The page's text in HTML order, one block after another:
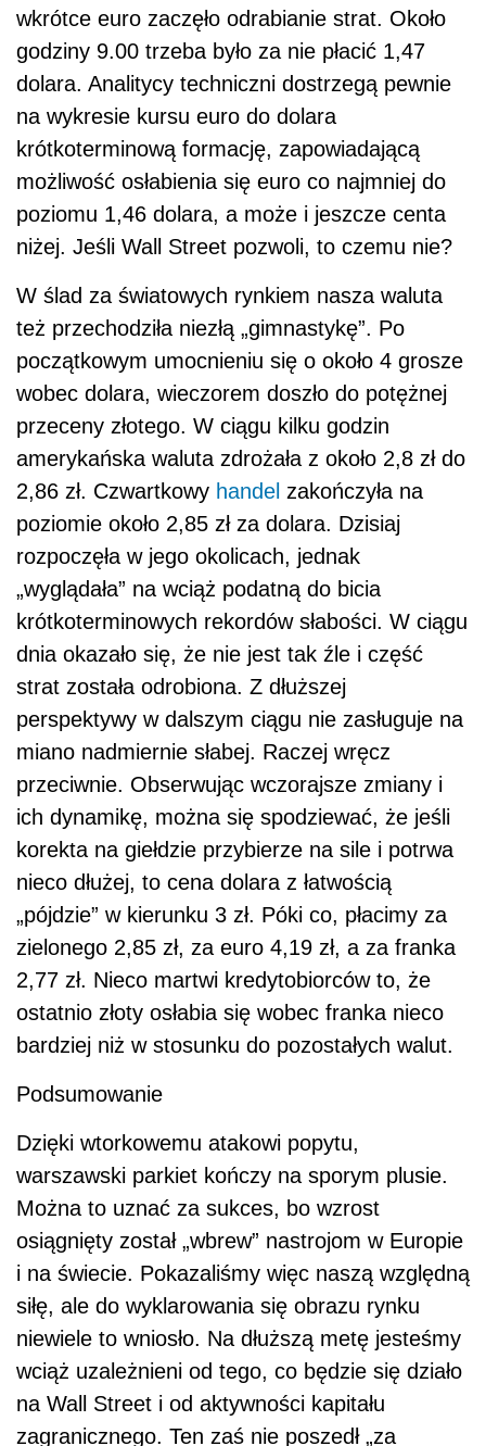
wkrótce euro zaczęło odrabianie strat. Około
godziny 9.00 trzeba było za nie płacić 1,47
dolara. Analitycy techniczni dostrzegą pewnie
na wykresie kursu euro do dolara
krótkoterminową formację, zapowiadającą
możliwość osłabienia się euro co najmniej do
poziomu 1,46 dolara, a może i jeszcze centa
niżej. Jeśli Wall Street pozwoli, to czemu nie?
W ślad za światowych rynkiem nasza waluta
też przechodziła niezłą „gimnastykę”. Po
początkowym umocnieniu się o około 4 grosze
wobec dolara, wieczorem doszło do potężnej
przeceny złotego. W ciągu kilku godzin
amerykańska waluta zdrożała z około 2,8 zł do
2,86 zł. Czwartkowy handel zakończyła na
poziomie około 2,85 zł za dolara. Dzisiaj
rozpoczęła w jego okolicach, jednak
„wyglądała” na wciąż podatną do bicia
krótkoterminowych rekordów słabości. W ciągu
dnia okazało się, że nie jest tak źle i część
strat została odrobiona. Z dłuższej
perspektywy w dalszym ciągu nie zasługuje na
miano nadmiernie słabej. Raczej wręcz
przeciwnie. Obserwując wczorajsze zmiany i
ich dynamikę, można się spodziewać, że jeśli
korekta na giełdzie przybierze na sile i potrwa
nieco dłużej, to cena dolara z łatwością
„pójdzie” w kierunku 3 zł. Póki co, płacimy za
zielonego 2,85 zł, za euro 4,19 zł, a za franka
2,77 zł. Nieco martwi kredytobiorców to, że
ostatnio złoty osłabia się wobec franka nieco
bardziej niż w stosunku do pozostałych walut.
Podsumowanie
Dzięki wtorkowemu atakowi popytu,
warszawski parkiet kończy na sporym plusie.
Można to uznać za sukces, bo wzrost
osiągnięty został „wbrew” nastrojom w Europie
i na świecie. Pokazaliśmy więc naszą względną
siłę, ale do wyklarowania się obrazu rynku
niewiele to wniosło. Na dłuższą metę jesteśmy
wciąż uzależnieni od tego, co będzie się działo
na Wall Street i od aktywności kapitału
zagranicznego. Ten zaś nie poszedł „za